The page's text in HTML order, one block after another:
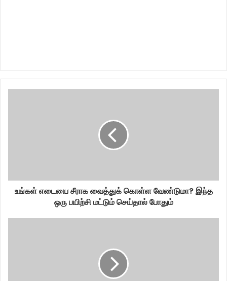
உங்கள் எடையை சீராக வைத்துக் கொள்ள வேண்டுமா? இந்த
ஒரு பயிற்சி மட்டும் செய்தால் போதும்